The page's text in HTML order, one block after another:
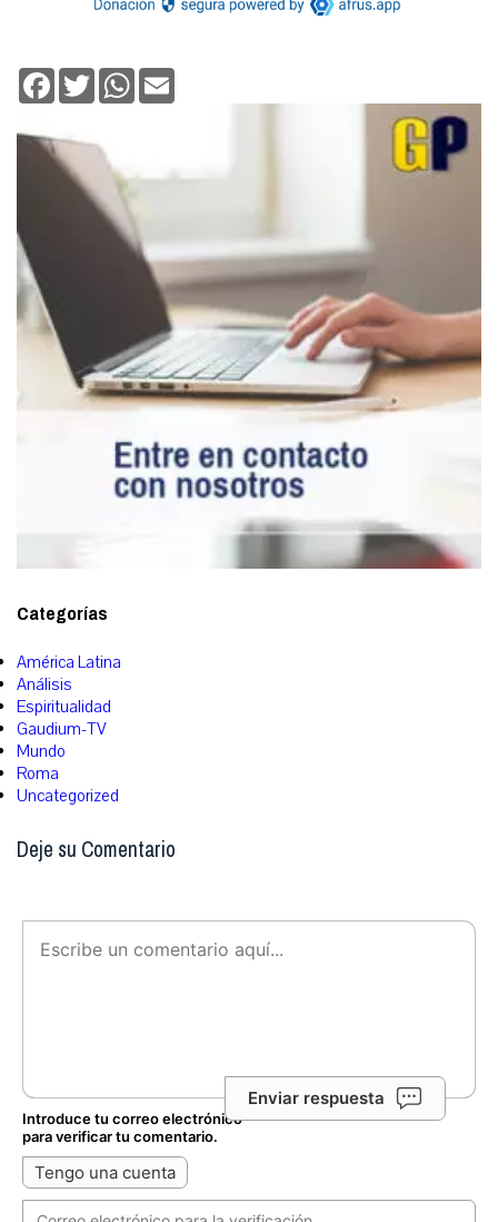
Facebook
TwitterWhatsApp
Categorías
América Latina
Análisis
Espiritualidad
Gaudium-TV
Mundo
Roma
Uncategorized
Deje su Comentario
Enviar respuesta
Introduce tu correo electrónico
para verificar tu comentario.
Tengo una cuenta